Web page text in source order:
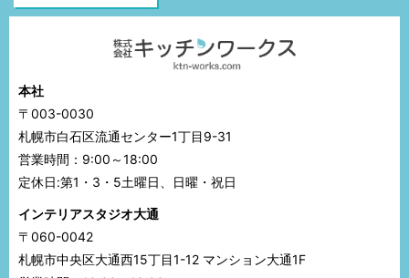
本社
〒003-0030
札幌市白石区流通センター1丁目9-31
営業時間：9:00～18:00
定休日:第1・3・5土曜日、日曜・祝日
インテリアスタジオ大通
〒060-0042
札幌市中央区大通西15丁目1-12 マンション大通1F